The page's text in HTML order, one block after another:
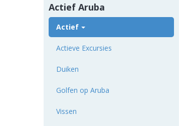
Actief Aruba
Actief
Actieve Excursies
Duiken
Golfen op Aruba
Vissen